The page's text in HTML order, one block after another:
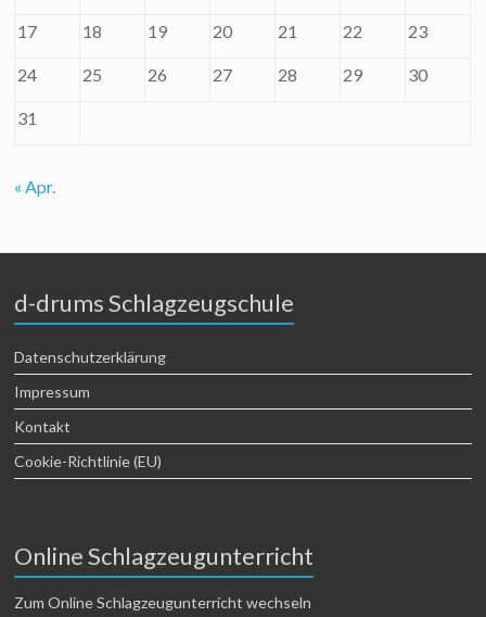
17 18 19 20 21 22 23
24 25 26 27 28 29 30
31
« Apr.
d-drums Schlagzeugschule
Datenschutzerklärung
Impressum
Kontakt
Cookie-Richtlinie (EU)
Online Schlagzeugunterricht
Zum Online Schlagzeugunterricht wechseln